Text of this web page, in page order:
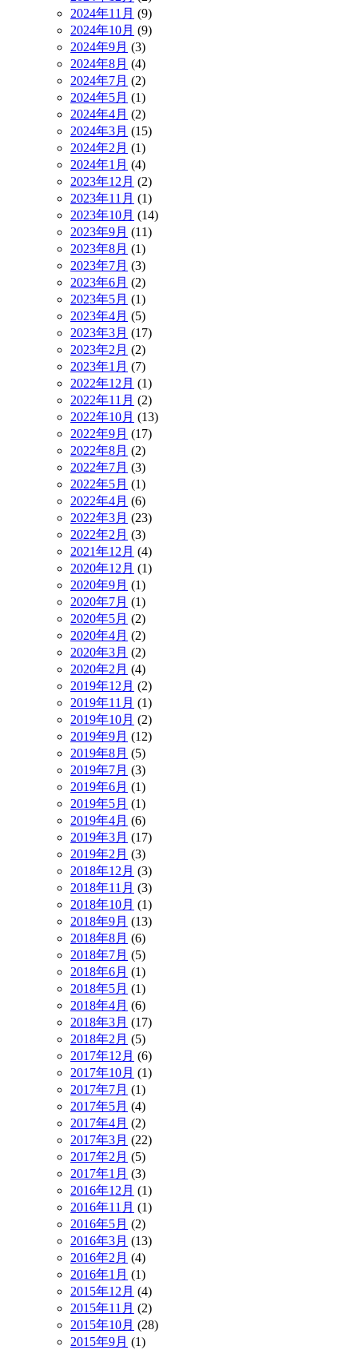
2024年11月 (9)
2024年10月 (9)
2024年9月 (3)
2024年8月 (4)
2024年7月 (2)
2024年5月 (1)
2024年4月 (2)
2024年3月 (15)
2024年2月 (1)
2024年1月 (4)
2023年12月 (2)
2023年11月 (1)
2023年10月 (14)
2023年9月 (11)
2023年8月 (1)
2023年7月 (3)
2023年6月 (2)
2023年5月 (1)
2023年4月 (5)
2023年3月 (17)
2023年2月 (2)
2023年1月 (7)
2022年12月 (1)
2022年11月 (2)
2022年10月 (13)
2022年9月 (17)
2022年8月 (2)
2022年7月 (3)
2022年5月 (1)
2022年4月 (6)
2022年3月 (23)
2022年2月 (3)
2021年12月 (4)
2020年12月 (1)
2020年9月 (1)
2020年7月 (1)
2020年5月 (2)
2020年4月 (2)
2020年3月 (2)
2020年2月 (4)
2019年12月 (2)
2019年11月 (1)
2019年10月 (2)
2019年9月 (12)
2019年8月 (5)
2019年7月 (3)
2019年6月 (1)
2019年5月 (1)
2019年4月 (6)
2019年3月 (17)
2019年2月 (3)
2018年12月 (3)
2018年11月 (3)
2018年10月 (1)
2018年9月 (13)
2018年8月 (6)
2018年7月 (5)
2018年6月 (1)
2018年5月 (1)
2018年4月 (6)
2018年3月 (17)
2018年2月 (5)
2017年12月 (6)
2017年10月 (1)
2017年7月 (1)
2017年5月 (4)
2017年4月 (2)
2017年3月 (22)
2017年2月 (5)
2017年1月 (3)
2016年12月 (1)
2016年11月 (1)
2016年5月 (2)
2016年3月 (13)
2016年2月 (4)
2016年1月 (1)
2015年12月 (4)
2015年11月 (2)
2015年10月 (28)
2015年9月 (1)